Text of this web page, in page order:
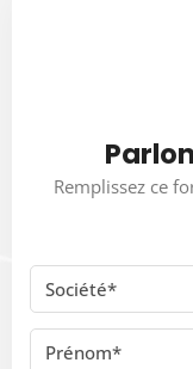
Remplissez ce